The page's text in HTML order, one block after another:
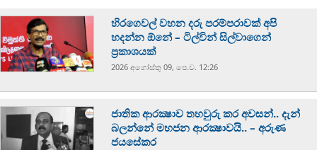
හිරගෙවල් වහන දරු පරම්පරාවක් අපි
හදන්න ඕනේ – ටිල්වින් සිල්වාගෙන්
ප්‍රකාශයක්
2026 අගෝස්‍තු 09, පෙ.ව. 12:26
ජාතික ආරක්‍ෂාව තහවුරු කර අවසන්.. දැන්
බලන්නේ මහජන ආරක්‍ෂාවයි.. – අරුණ
ජයසේකර